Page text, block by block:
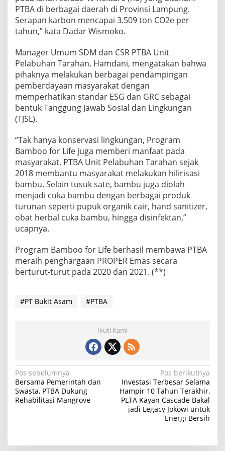
PTBA di berbagai daerah di Provinsi Lampung.
Serapan karbon mencapai 3.509 ton CO2e per
tahun,” kata Dadar Wismoko.
Manager Umum SDM dan CSR PTBA Unit
Pelabuhan Tarahan, Hamdani, mengatakan bahwa
pihaknya melakukan berbagai pendampingan
pemberdayaan masyarakat dengan
memperhatikan standar ESG dan GRC sebagai
bentuk Tanggung Jawab Sosial dan Lingkungan
(TJSL).
“Tak hanya konservasi lingkungan, Program
Bamboo for Life juga memberi manfaat pada
masyarakat. PTBA Unit Pelabuhan Tarahan sejak
2018 membantu masyarakat melakukan hilirisasi
bambu. Selain tusuk sate, bambu juga diolah
menjadi cuka bambu dengan berbagai produk
turunan seperti pupuk organik cair, hand sanitizer,
obat herbal cuka bambu, hingga disinfektan,”
ucapnya.
Program Bamboo for Life berhasil membawa PTBA
meraih penghargaan PROPER Emas secara
berturut-turut pada 2020 dan 2021. (**)
#PT Bukit Asam #PTBA
Ikuti Kami
N
a
v
a
Pos sebelumnya
Bersama Pemerintah dan
Swasta, PTBA Dukung
Rehabilitasi Mangrove
Pos berikutnya
Investasi Terbesar Selama
Hampir 10 Tahun Terakhir,
PLTA Kayan Cascade Bakal
jadi Legacy Jokowi untuk
Energi Bersih